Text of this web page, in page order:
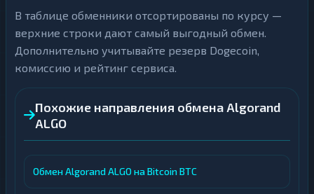
В таблице обменники отсортированы по курсу —
верхние строки дают самый выгодный обмен.
Дополнительно учитывайте резерв Dogecoin,
комиссию и рейтинг сервиса.
Похожие направления обмена Algorand
ALGO
Обмен Algorand ALGO на Bitcoin BTC